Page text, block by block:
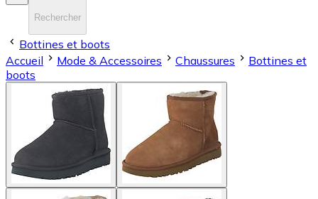
Rechercher
Bottines et boots
Accueil
Mode & Accessoires Chaussures
Bottines et
boots